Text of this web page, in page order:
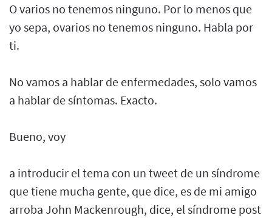
O varios no tenemos ninguno. Por lo menos que
yo sepa, ovarios no tenemos ninguno. Habla por
ti.
No vamos a hablar de enfermedades, solo vamos
a hablar de síntomas. Exacto.
Bueno, voy
a introducir el tema con un tweet de un síndrome
que tiene mucha gente, que dice, es de mi amigo
arroba John Mackenrough, dice, el síndrome post